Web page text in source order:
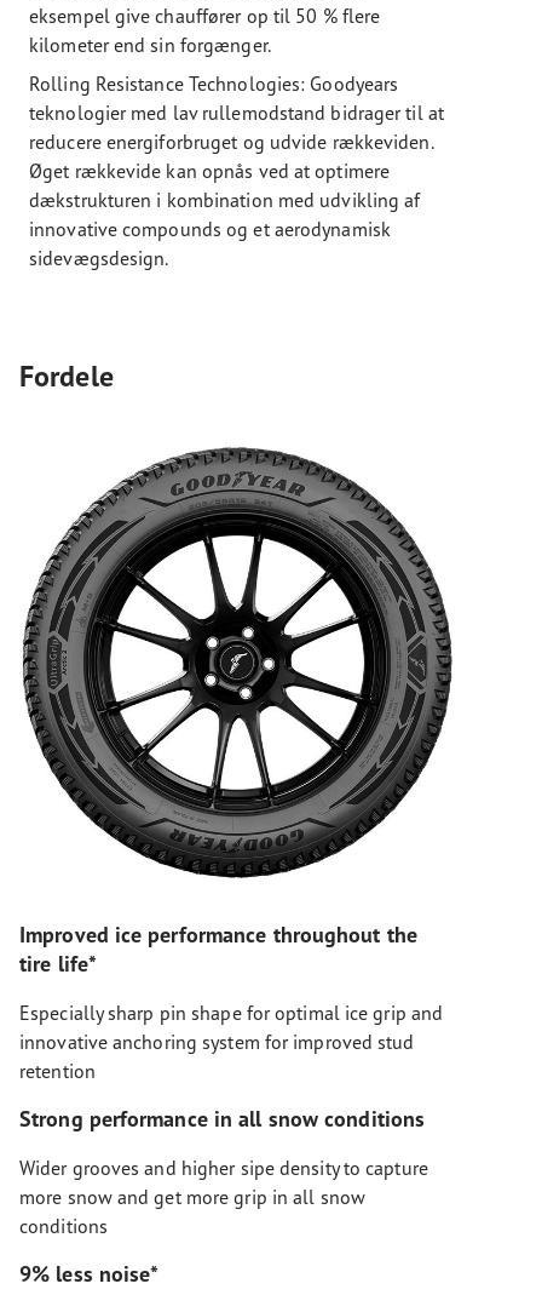
eksempel give chauffører op til 50 % flere
kilometer end sin forgænger.
Rolling Resistance Technologies: Goodyears
teknologier med lav rullemodstand bidrager til at
reducere energiforbruget og udvide rækkeviden.
Øget rækkevide kan opnås ved at optimere
dækstrukturen i kombination med udvikling af
innovative compounds og et aerodynamisk
sidevægsdesign.
Fordele
Improved ice performance throughout the
tire life*
Especially sharp pin shape for optimal ice grip and
innovative anchoring system for improved stud
retention
Strong performance in all snow conditions
Wider grooves and higher sipe density to capture
more snow and get more grip in all snow
conditions
9% less noise*